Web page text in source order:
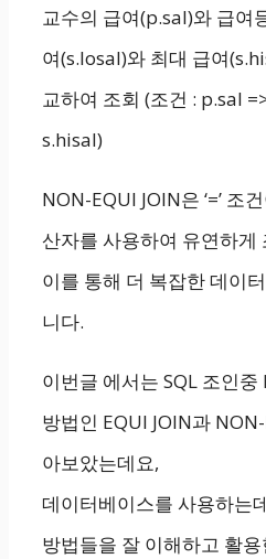
교수의 급여(p.sal)와 급여
여(s.losal)와 최대 급여
교하여 조회 (조건 : p.sal
s.hisal)
NON-EQUI JOIN은 ‘=’ 조
산자를 사용하여 유연하게
이를 통해 더 복잡한 데이
니다.
이번글 에서는 SQL 조인중
방법인 EQUI JOIN과
아보았는데요,
데이터베이스를 사용하는
방법들을 잘 이해하고 활